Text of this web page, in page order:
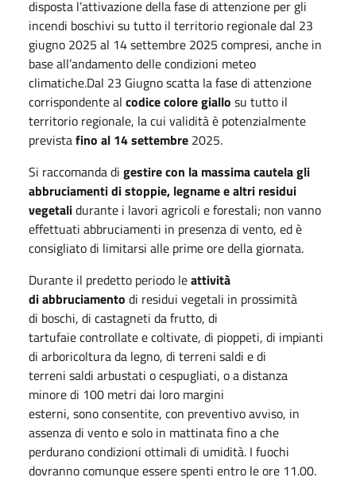
disposta l’attivazione della fase di attenzione per gli
incendi boschivi su tutto il territorio regionale dal 23
giugno 2025 al 14 settembre 2025 compresi, anche in
base all’andamento delle condizioni meteo
climatiche.Dal 23 Giugno scatta la fase di attenzione
corrispondente al codice colore giallo su tutto il
territorio regionale, la cui validità è potenzialmente
previstafino al 14 settembre 2025.
Si raccomanda di gestire con la massima cautela gli
abbruciamenti di stoppie, legname e altri residui
vegetalidurante i lavori agricoli e forestali; non vanno
effettuati abbruciamenti in presenza di vento, ed è
consigliato di limitarsi alle prime ore della giornata.
Durante il predetto periodo leattività
di abbruciamento di residui vegetali in prossimità
di boschi, di castagneti da frutto, di
tartufaie controllate e coltivate, di pioppeti, di impianti
di arboricoltura da legno, di terreni saldi e di
terreni saldi arbustati o cespugliati, o a distanza
minore di 100 metri dai loro margini
esterni, sono consentite, con preventivo avviso, in
assenza di vento e solo in mattinata fino a che
perdurano condizioni ottimali di umidità. I fuochi
dovranno comunque essere spenti entro le ore 11.00.